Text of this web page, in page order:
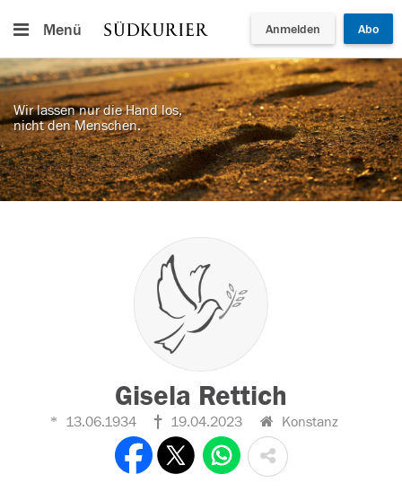
Menü Anmelden Abo
Wir lassen nur die Hand los,
nicht den Menschen.
Gisela Rettich
13.06.1934 19.04.2023 Konstanz